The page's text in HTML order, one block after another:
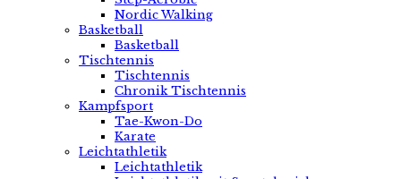
Nordic Walking
Basketball
Basketball
Tischtennis
Tischtennis
Chronik Tischtennis
Kampfsport
Tae-Kwon-Do
Karate
Leichtathletik
Leichtathletik